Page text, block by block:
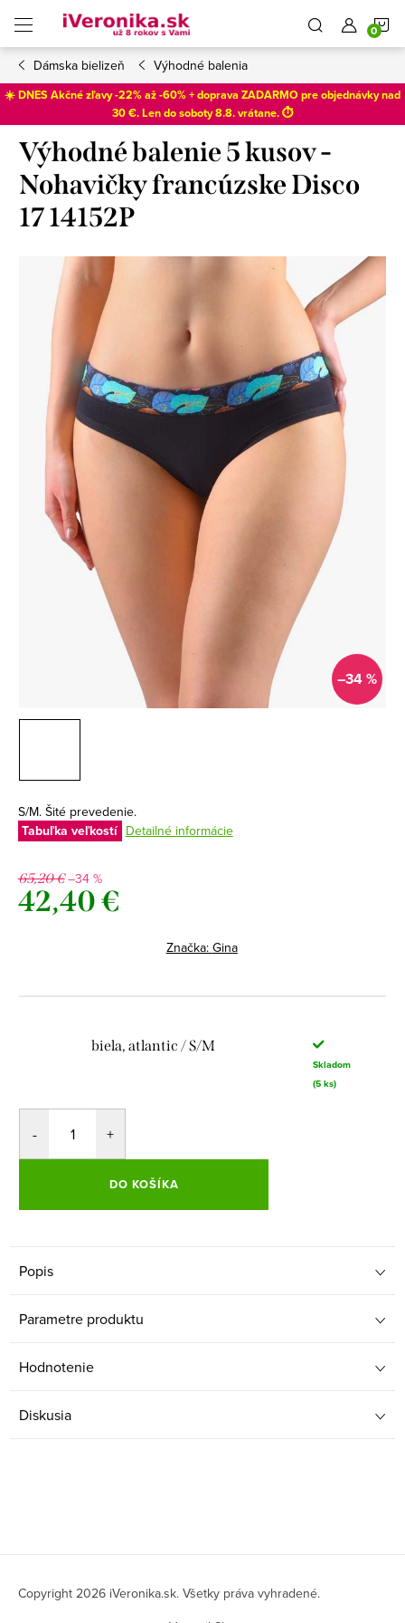
obsah
Dámska bielizeň Výhodné balenia
☀️ DNES Akčné zľavy -22% až -60% + doprava ZADARMO pre objednávky nad
30 €. Len dosoboty 8.8. vrátane. ⏱️
Výhodné balenie 5 kusov -
Nohavičky francúzske Disco
17 14152P
–34 %
S/M. Šité prevedenie.
Tabuľka veľkostí Detailné informácie
65,20 €–34 %
42,40 €
Značka: Gina
biela, atlantic / S/M
Skladom
(5 ks)
DO KOŠÍKA
Popis
Parametre produktu
Hodnotenie
Diskusia
Copyright 2026 iVeronika.sk. Všetky práva vyhradené.